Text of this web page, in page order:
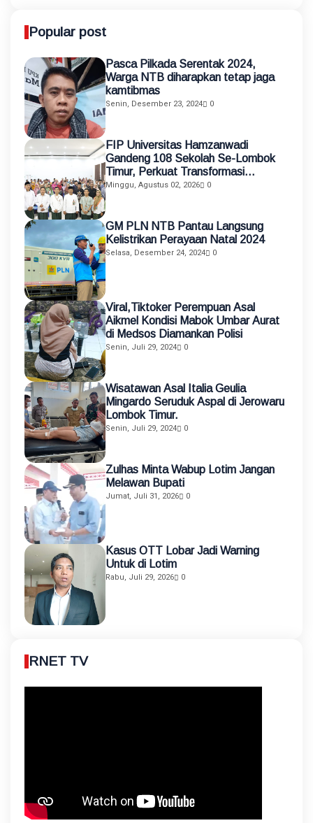
Popular post
Pasca Pilkada Serentak 2024,
Warga NTB diharapkan tetap jaga
kamtibmas
Senin, Desember 23, 2024 0
FIP Universitas Hamzanwadi
Gandeng 108 Sekolah Se-Lombok
Timur, Perkuat Transformasi
Pendidikan melalui Asistensi
Minggu, Agustus 02, 2026 0
GM PLN NTB Pantau Langsung
Kelistrikan Perayaan Natal 2024
Selasa, Desember 24, 2024 0
Viral,Tiktoker Perempuan Asal
Aikmel Kondisi Mabok Umbar Aurat
di Medsos Diamankan Polisi
Senin, Juli 29, 2024 0
Wisatawan Asal Italia Geulia
Mingardo Seruduk Aspal di Jerowaru
Lombok Timur.
Senin, Juli 29, 2024 0
Zulhas Minta Wabup Lotim Jangan
Melawan Bupati
Jumat, Juli 31, 2026 0
Kasus OTT Lobar Jadi Warning
Untuk di Lotim
Rabu, Juli 29, 2026 0
RNET TV